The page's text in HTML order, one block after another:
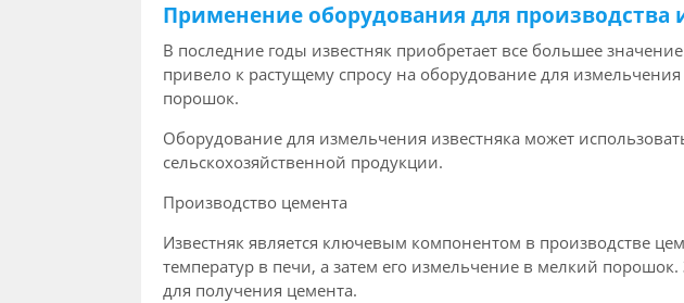
Применение оборудования для производства
В последние годы известняк приобретает все большее
привело к растущему спросу на оборудование для
порошок.
Оборудование для измельчения известняка может
сельскохозяйственной продукции.
Производство цемента
Известняк является ключевым компонентом в производстве
температур в печи, а затем его измельчение в мелкий
для получения цемента.